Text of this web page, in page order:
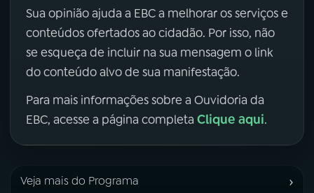
Sua opinião ajuda a EBC a melhorar os serviços e
conteúdos ofertados ao cidadão. Por isso, não
se esqueça de incluir na sua mensagem o link
do conteúdo alvo de sua manifestação.
Para mais informações sobre a Ouvidoria da
EBC, acesse a página completa Clique aqui.
Veja mais do Programa ›